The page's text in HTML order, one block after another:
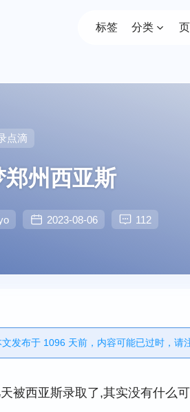
标签 分类
点滴
郑州西亚斯
2023-08-06 112
发布于 1096 天前，内容可能已过时，请
被西亚斯录取了,其实没有什么